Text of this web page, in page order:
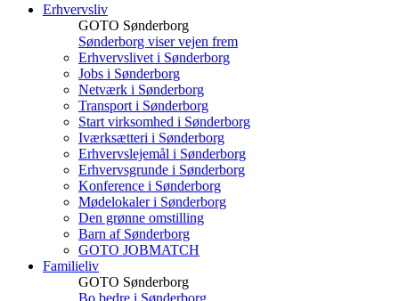
Erhvervsliv
GOTO Sønderborg
Sønderborg viser vejen frem
Erhvervslivet i Sønderborg
Jobs i Sønderborg
Netværk i Sønderborg
Transport i Sønderborg
Start virksomhed i Sønderborg
Iværksætteri i Sønderborg
Erhvervslejemål i Sønderborg
Erhvervsgrunde i Sønderborg
Konference i Sønderborg
Mødelokaler i Sønderborg
Den grønne omstilling
Barn af Sønderborg
GOTO JOBMATCH
Familieliv
GOTO Sønderborg
Bo bedre i Sønderborg